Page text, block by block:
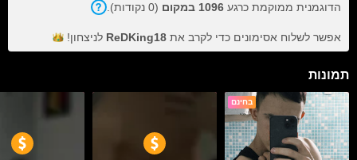
הדוגמנית ממוקמת כרגע 1096 במקום (0 נקודות).
אפשר לשלוח אסימונים כדי לקרב את ReDKing18 לניצחון!
תמונות
בחינם